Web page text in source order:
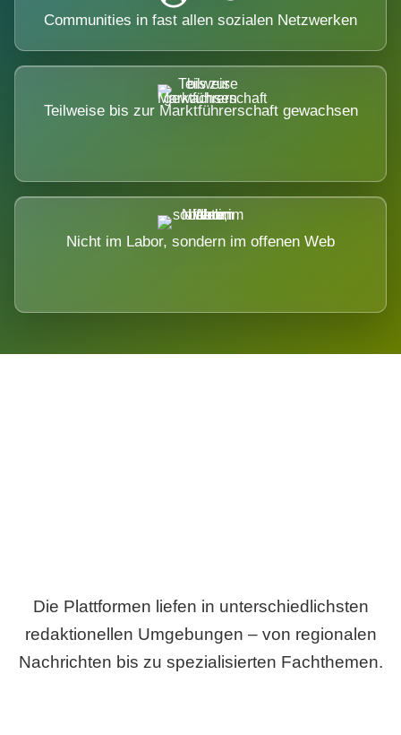
Communities in fast allen sozialen Netzwerken
Teilweise bis zur Marktführerschaft gewachsen
Nicht im Labor, sondern im offenen Web
Die Plattformen liefen in unterschiedlichsten
redaktionellen Umgebungen – von regionalen
Nachrichten bis zu spezialisierten Fachthemen.